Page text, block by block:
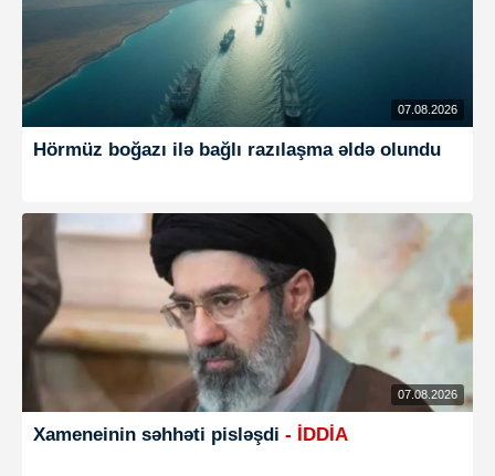
07.08.2026
Hörmüz boğazı ilə bağlı razılaşma əldə olundu
07.08.2026
Xameneinin səhhəti pisləşdi - İDDİA